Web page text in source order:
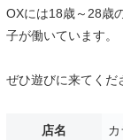
OXには18歳～28歳
子が働いています。
ぜひ遊びに来てくだ
店名